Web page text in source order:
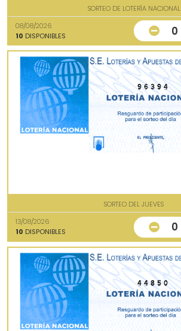
SORTEO DE LOTERÍA NACIONAL
08/08/2026
10 DISPONIBLES 0
96394
SORTEO DEL JUEVES
13/08/2026
10 DISPONIBLES 0
44850